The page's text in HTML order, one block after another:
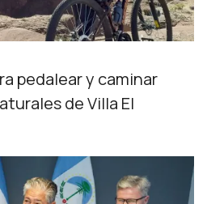
pedalear y caminar
de Villa El